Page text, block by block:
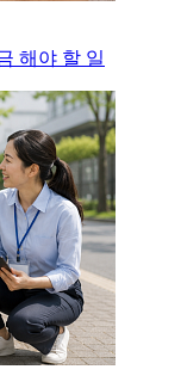
해야 할 일